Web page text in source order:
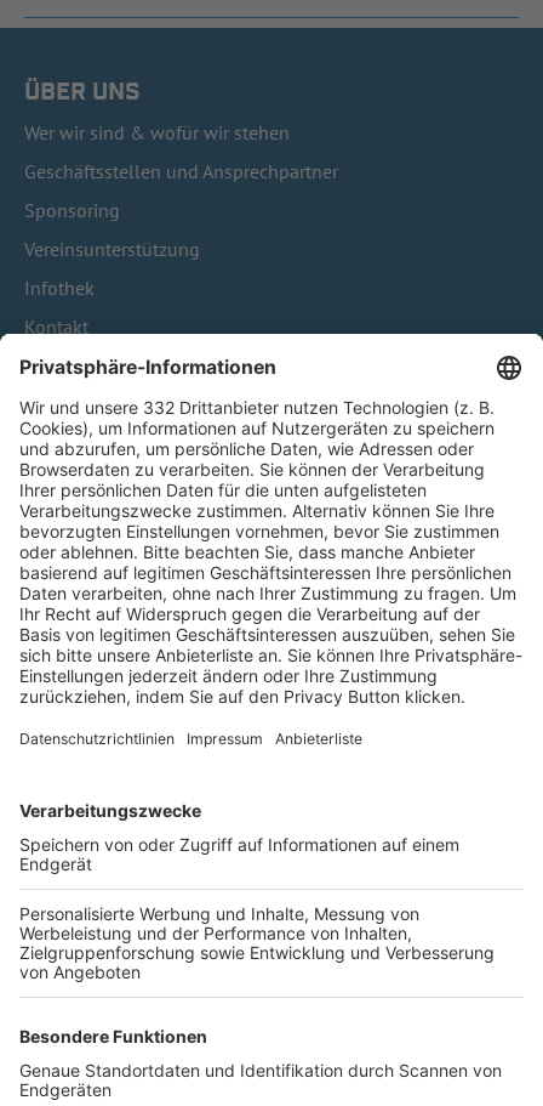
ÜBER UNS
Wer wir sind & wofür wir stehen
Geschäftsstellen und Ansprechpartner
Sponsoring
Vereinsunterstützung
Infothek
Kontakt
HÄUFIG BESUCHTE SEITEN
Pässe und Vereinswechsel
Trainerausbildung
Schulungsangebot Vereinsmitarbeiter
BFV-Geschäftsstellen
Trainerbörse
Login SpielPlus
FOLGE DEM BFV
TOP-VEREINE
TOP-PARTNER